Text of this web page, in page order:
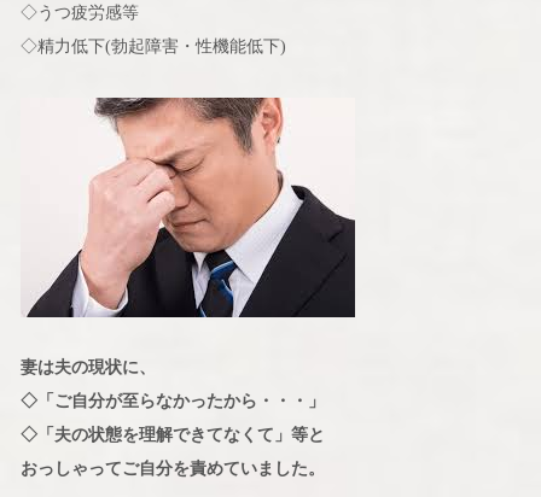
◇うつ疲労感等
◇精力低下(勃起障害・性機能低下)
妻は夫の現状に、
◇「ご自分が至らなかったから・・・」
◇「夫の状態を理解できてなくて」等と
おっしゃってご自分を責めていました。